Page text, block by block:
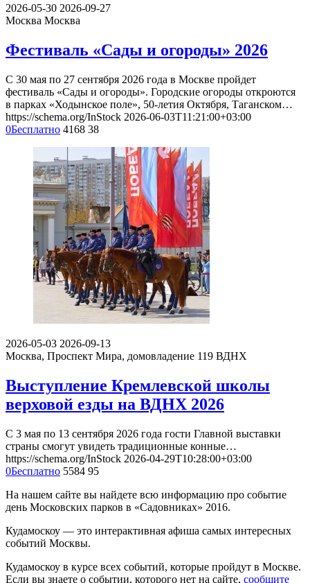
2026-05-30 2026-09-27
Москва Москва
Фестиваль «Сады и огороды» 2026
С 30 мая по 27 сентября 2026 года в Москве пройдет
фестиваль «Сады и огороды». Городские огороды откроются
в парках «Ходынское поле», 50-летия Октября, Таганском…
https://schema.org/InStock 2026-06-03T11:21:00+03:00
0Бесплатно 4168 38
2026-05-03 2026-09-13
Москва, Проспект Мира, домовладение 119 ВДНХ
Выступление Кремлевской школы
верховой езды на ВДНХ 2026
С 3 мая по 13 сентября 2026 года гости Главной выставки
страны смогут увидеть традиционные конные…
https://schema.org/InStock 2026-04-29T10:28:00+03:00
0Бесплатно 5584 95
На нашем сайте вы найдете всю информацию про событие
день Московских парков в «Садовниках» 2016.
Кудамоскоу — это интерактивная афиша самых интересных
событий Москвы.
Кудамоскоу в курсе всех событий, которые пройдут в Москве.
Если вы знаете о событии, которого нет на сайте, сообщите